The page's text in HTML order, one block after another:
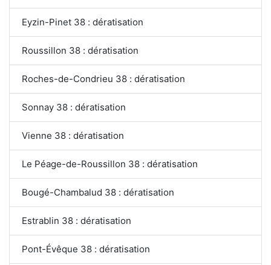
Eyzin-Pinet 38 : dératisation
Roussillon 38 : dératisation
Roches-de-Condrieu 38 : dératisation
Sonnay 38 : dératisation
Vienne 38 : dératisation
Le Péage-de-Roussillon 38 : dératisation
Bougé-Chambalud 38 : dératisation
Estrablin 38 : dératisation
Pont-Évêque 38 : dératisation